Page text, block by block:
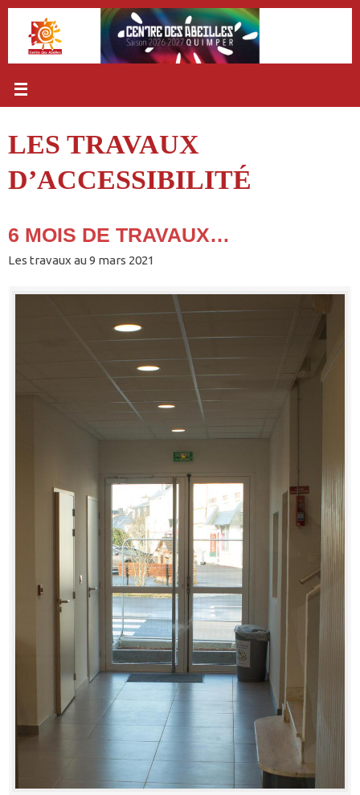
Passer
contenu
LES TRAVAUX
D’ACCESSIBILITÉ
6 MOIS DE TRAVAUX…
Les travaux au 9 mars 2021